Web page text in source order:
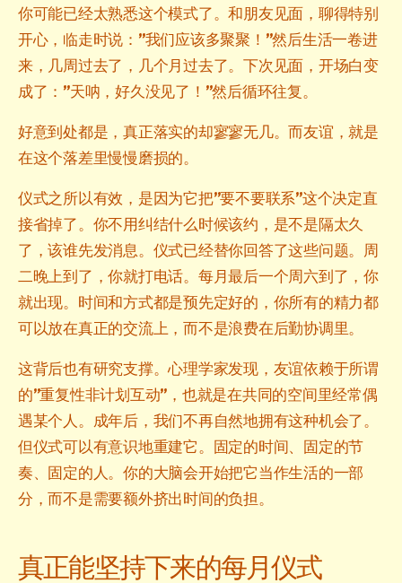
你可能已经太熟悉这个模式了。和朋友见面，聊得特别
开心，临走时说：”我们应该多聚聚！”然后生活一卷进
来，几周过去了，几个月过去了。下次见面，开场白变
成了：”天呐，好久没见了！”然后循环往复。
好意到处都是，真正落实的却寥寥无几。而友谊，就是
在这个落差里慢慢磨损的。
仪式之所以有效，是因为它把”要不要联系”这个决定直
接省掉了。你不用纠结什么时候该约，是不是隔太久
了，该谁先发消息。仪式已经替你回答了这些问题。周
二晚上到了，你就打电话。每月最后一个周六到了，你
就出现。时间和方式都是预先定好的，你所有的精力都
可以放在真正的交流上，而不是浪费在后勤协调里。
这背后也有研究支撑。心理学家发现，友谊依赖于所谓
的”重复性非计划互动”，也就是在共同的空间里经常偶
遇某个人。成年后，我们不再自然地拥有这种机会了。
但仪式可以有意识地重建它。固定的时间、固定的节
奏、固定的人。你的大脑会开始把它当作生活的一部
分，而不是需要额外挤出时间的负担。
真正能坚持下来的每月仪式